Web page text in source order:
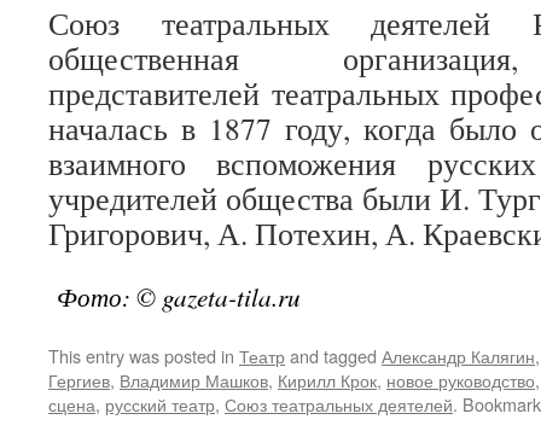
Союз театральных
общественная
представителей театральных
началась в 1877 году, когда было
взаимного вспоможения
учредителей общества были И.
Григорович, А. Потехин, А.
Фото: © gazeta-tila.ru
This entry was posted in Театрand tagged Александр Калягин
Гергиев, Владимир Машков, Кирилл Крок, новое руководство
сцена, русский театр, Союз театральных деятелей.